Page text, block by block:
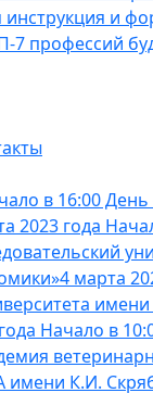
и
7 профессий
в 16:00
2023 года
4 марта
Начало в
имени К.И.